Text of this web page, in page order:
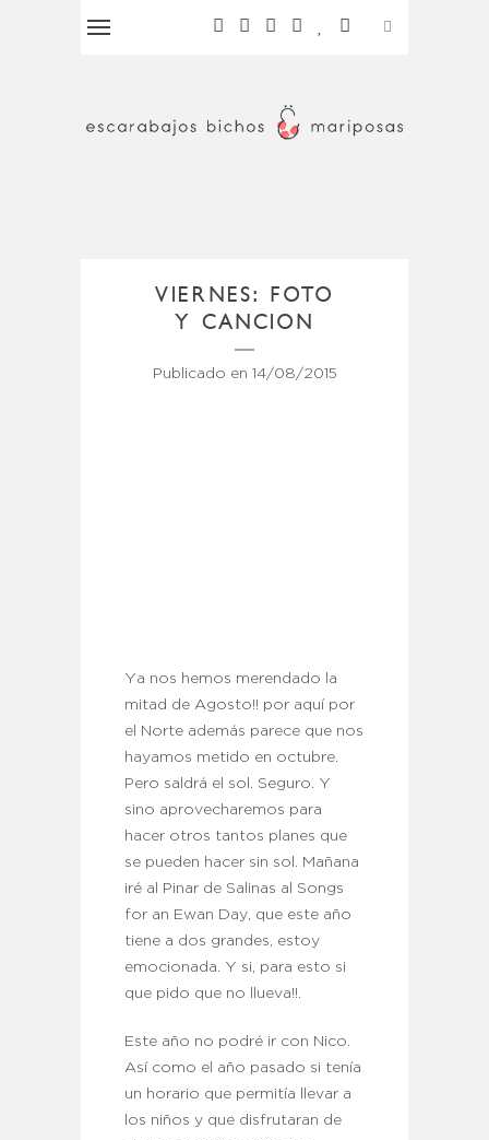
VIERNES: FOTO
Y CANCION
Publicado en 14/08/2015
Ya nos hemos merendado la
mitad de Agosto!! por aquí por
el Norte además parece que nos
hayamos metido en octubre.
Pero saldrá el sol. Seguro. Y
sino aprovecharemos para
hacer otros tantos planes que
se pueden hacer sin sol. Mañana
iré al Pinar de Salinas al Songs
for an Ewan Day, que este año
tiene a dos grandes, estoy
emocionada. Y si, para esto si
que pido que no llueva!!.
Este año no podré ir con Nico.
Así como el año pasado si tenía
un horario que permitía llevar a
los niños y que disfrutaran de